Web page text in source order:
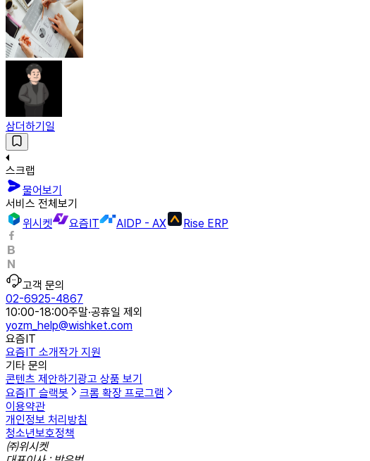
삼더하기일
스크랩
물어보기
서비스 전체보기
위시켓
요즘IT AIDP - AX Rise ERP
고객 문의
02-6925-4867
10:00-18:00주말·공휴일 제외
yozm_help@wishket.com
요즘IT
요즘IT 소개작가 지원
기타 문의
콘텐츠 제안하기 광고 상품 보기
요즘IT 슬랙봇
크롬 확장 프로그램
이용약관
개인정보 처리방침
청소년보호정책
㈜위시켓